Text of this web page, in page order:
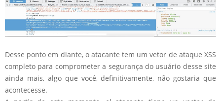
Desse ponto em diante, o atacante tem um vetor de ataque XSS
completo para comprometer a segurança do usuário desse site
ainda mais, algo que você, definitivamente, não gostaria que
acontecesse.